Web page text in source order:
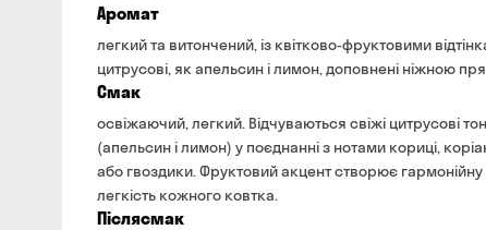
Аромат
легкий та витончений, із квітково-фруктовими
цитрусові, як апельсин і лимон, доповнені ніжною
Смак
освіжаючий, легкий. Відчуваються свіжі цитрусові
(апельсин і лимон) у поєднанні з нотами кориці,
або гвоздики. Фруктовий акцент створює гармонійну
легкість кожного ковтка.
Післясмак